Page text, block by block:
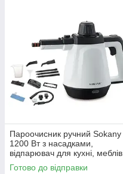
Пароочисник ручний Sokany
1200 Вт з насадками,
відпарювач для кухні, меблів
та ванної HP-UR-1
Готово до відправки